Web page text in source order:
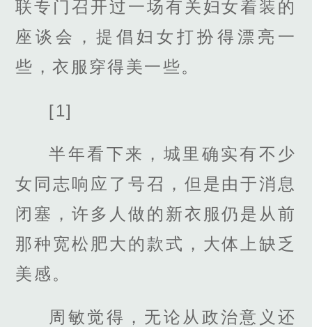
联专门召开过一场有关妇女着装的
座谈会，提倡妇女打扮得漂亮一
些，衣服穿得美一些。
[1]
半年看下来，城里确实有不少
女同志响应了号召，但是由于消息
闭塞，许多人做的新衣服仍是从前
那种宽松肥大的款式，大体上缺乏
美感。
周敏觉得，无论从政治意义还